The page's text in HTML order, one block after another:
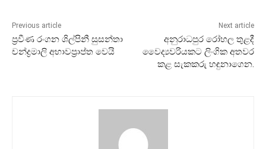
Previous article
ප්‍රවීණ රංගන ශිල්පිනී සුසන්තා
චන්ද්‍රමාලි අභාවප්‍රාප්ත වෙයි
Next article
අනුරාධපුර රෝහල තුළදී
වෛද්‍යවරියකට ලිංගික අතවර
කළ සැකකරු හඳුනාගෙන.